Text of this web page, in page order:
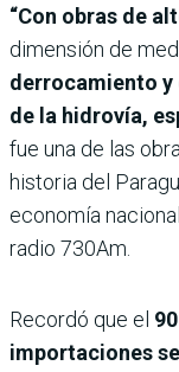
“Con obras de
dimensión de
derrocamiento y
de la hidrovía,
fue una de las
historia del
economía
radio 730Am.
Recordó que el
importaciones